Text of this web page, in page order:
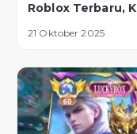
Roblox Terbaru,
21 Oktober 2025